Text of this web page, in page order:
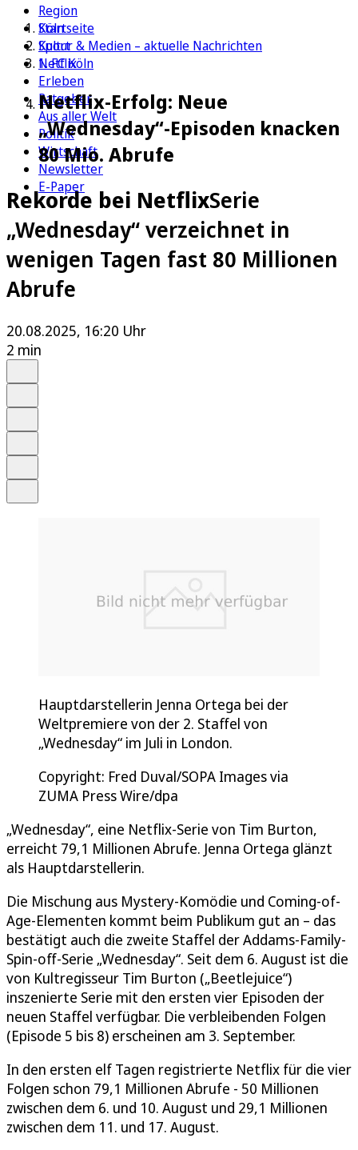
Region
Köln
Sport
1. FC Köln
Erleben
Ratgeber
Aus aller Welt
Politik
Wirtschaft
Newsletter
E-Paper
Startseite
Kultur & Medien – aktuelle Nachrichten
Netflix
Netflix-Erfolg: Neue
„Wednesday“-Episoden knacken
80 Mio. Abrufe
Rekorde bei NetflixSerie
„Wednesday“ verzeichnet in
wenigen Tagen fast 80 Millionen
Abrufe
20.08.2025, 16:20 Uhr
2 min
Hauptdarstellerin Jenna Ortega bei der
Weltpremiere von der 2. Staffel von
„Wednesday“ im Juli in London.
Copyright: Fred Duval/SOPA Images via
ZUMA Press Wire/dpa
„Wednesday“, eine Netflix-Serie von Tim Burton,
erreicht 79,1 Millionen Abrufe. Jenna Ortega glänzt
als Hauptdarstellerin.
Die Mischung aus Mystery-Komödie und Coming-of-
Age-Elementen kommt beim Publikum gut an – das
bestätigt auch die zweite Staffel der Addams-Family-
Spin-off-Serie „Wednesday“. Seit dem 6. August ist die
von Kultregisseur Tim Burton („Beetlejuice“)
inszenierte Serie mit den ersten vier Episoden der
neuen Staffel verfügbar. Die verbleibenden Folgen
(Episode 5 bis 8) erscheinen am 3. September.
In den ersten elf Tagen registrierte Netflix für die vier
Folgen schon 79,1 Millionen Abrufe - 50 Millionen
zwischen dem 6. und 10. August und 29,1 Millionen
zwischen dem 11. und 17. August.